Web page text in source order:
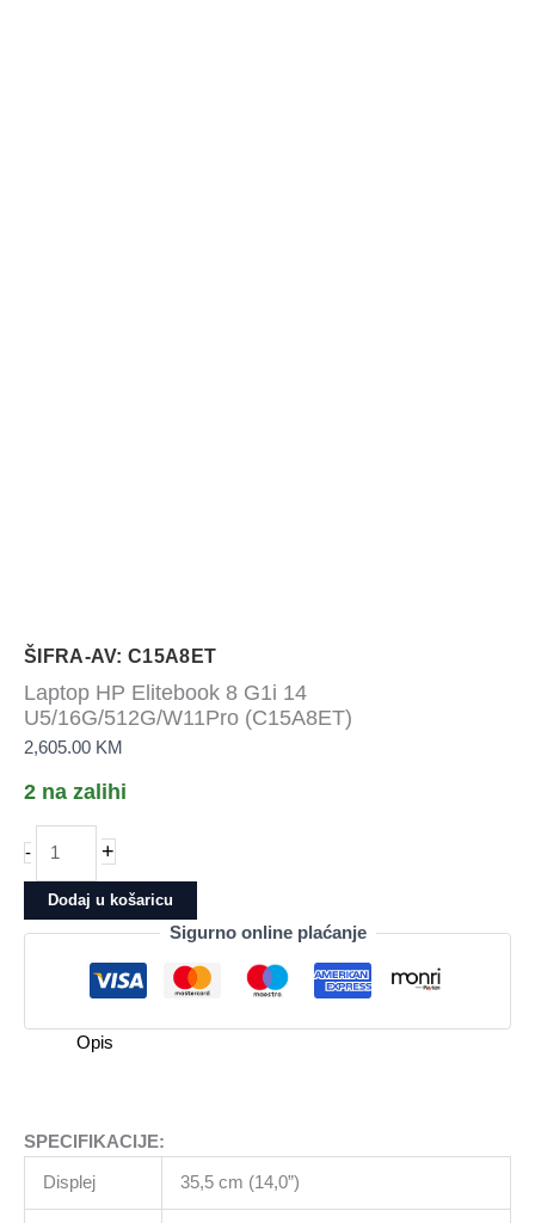
ŠIFRA-AV: C15A8ET
Laptop HP Elitebook 8 G1i 14
U5/16G/512G/W11Pro (C15A8ET)
2,605.00 KM
2 na zalihi
-
HP
Elitebook
8
U5/16G/512G/W11Pro
(C15A8ET)
količina
+
Dodaj u košaricu
Sigurno online plaćanje
Opis
SPECIFIKACIJE:
Displej 35,5 cm (14,0”)